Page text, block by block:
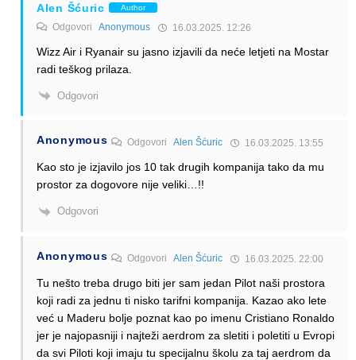
Alen Šćuric Author
Odgovori Anonymous 16.03.2025. 12:26
Wizz Air i Ryanair su jasno izjavili da neće letjeti na Mostar
radi teškog prilaza.
Odgovori
Anonymous OdgovoriAlen Šćuric 16.03.2025. 13:55
Kao sto je izjavilo jos 10 tak drugih kompanija tako da mu
prostor za dogovore nije veliki…!!
Odgovori
Anonymous OdgovoriAlen Šćuric 16.03.2025. 22:00
Tu nešto treba drugo biti jer sam jedan Pilot naši prostora
koji radi za jednu ti nisko tarifni kompanija. Kazao ako lete
već u Maderu bolje poznat kao po imenu Cristiano Ronaldo
jer je najopasniji i najteži aerdrom za sletiti i poletiti u Evropi
da svi Piloti koji imaju tu specijalnu školu za taj aerdrom da